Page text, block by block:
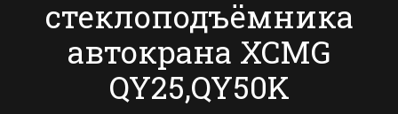
стеклоподъёмника
автокрана XCMG
QY25,QY50K